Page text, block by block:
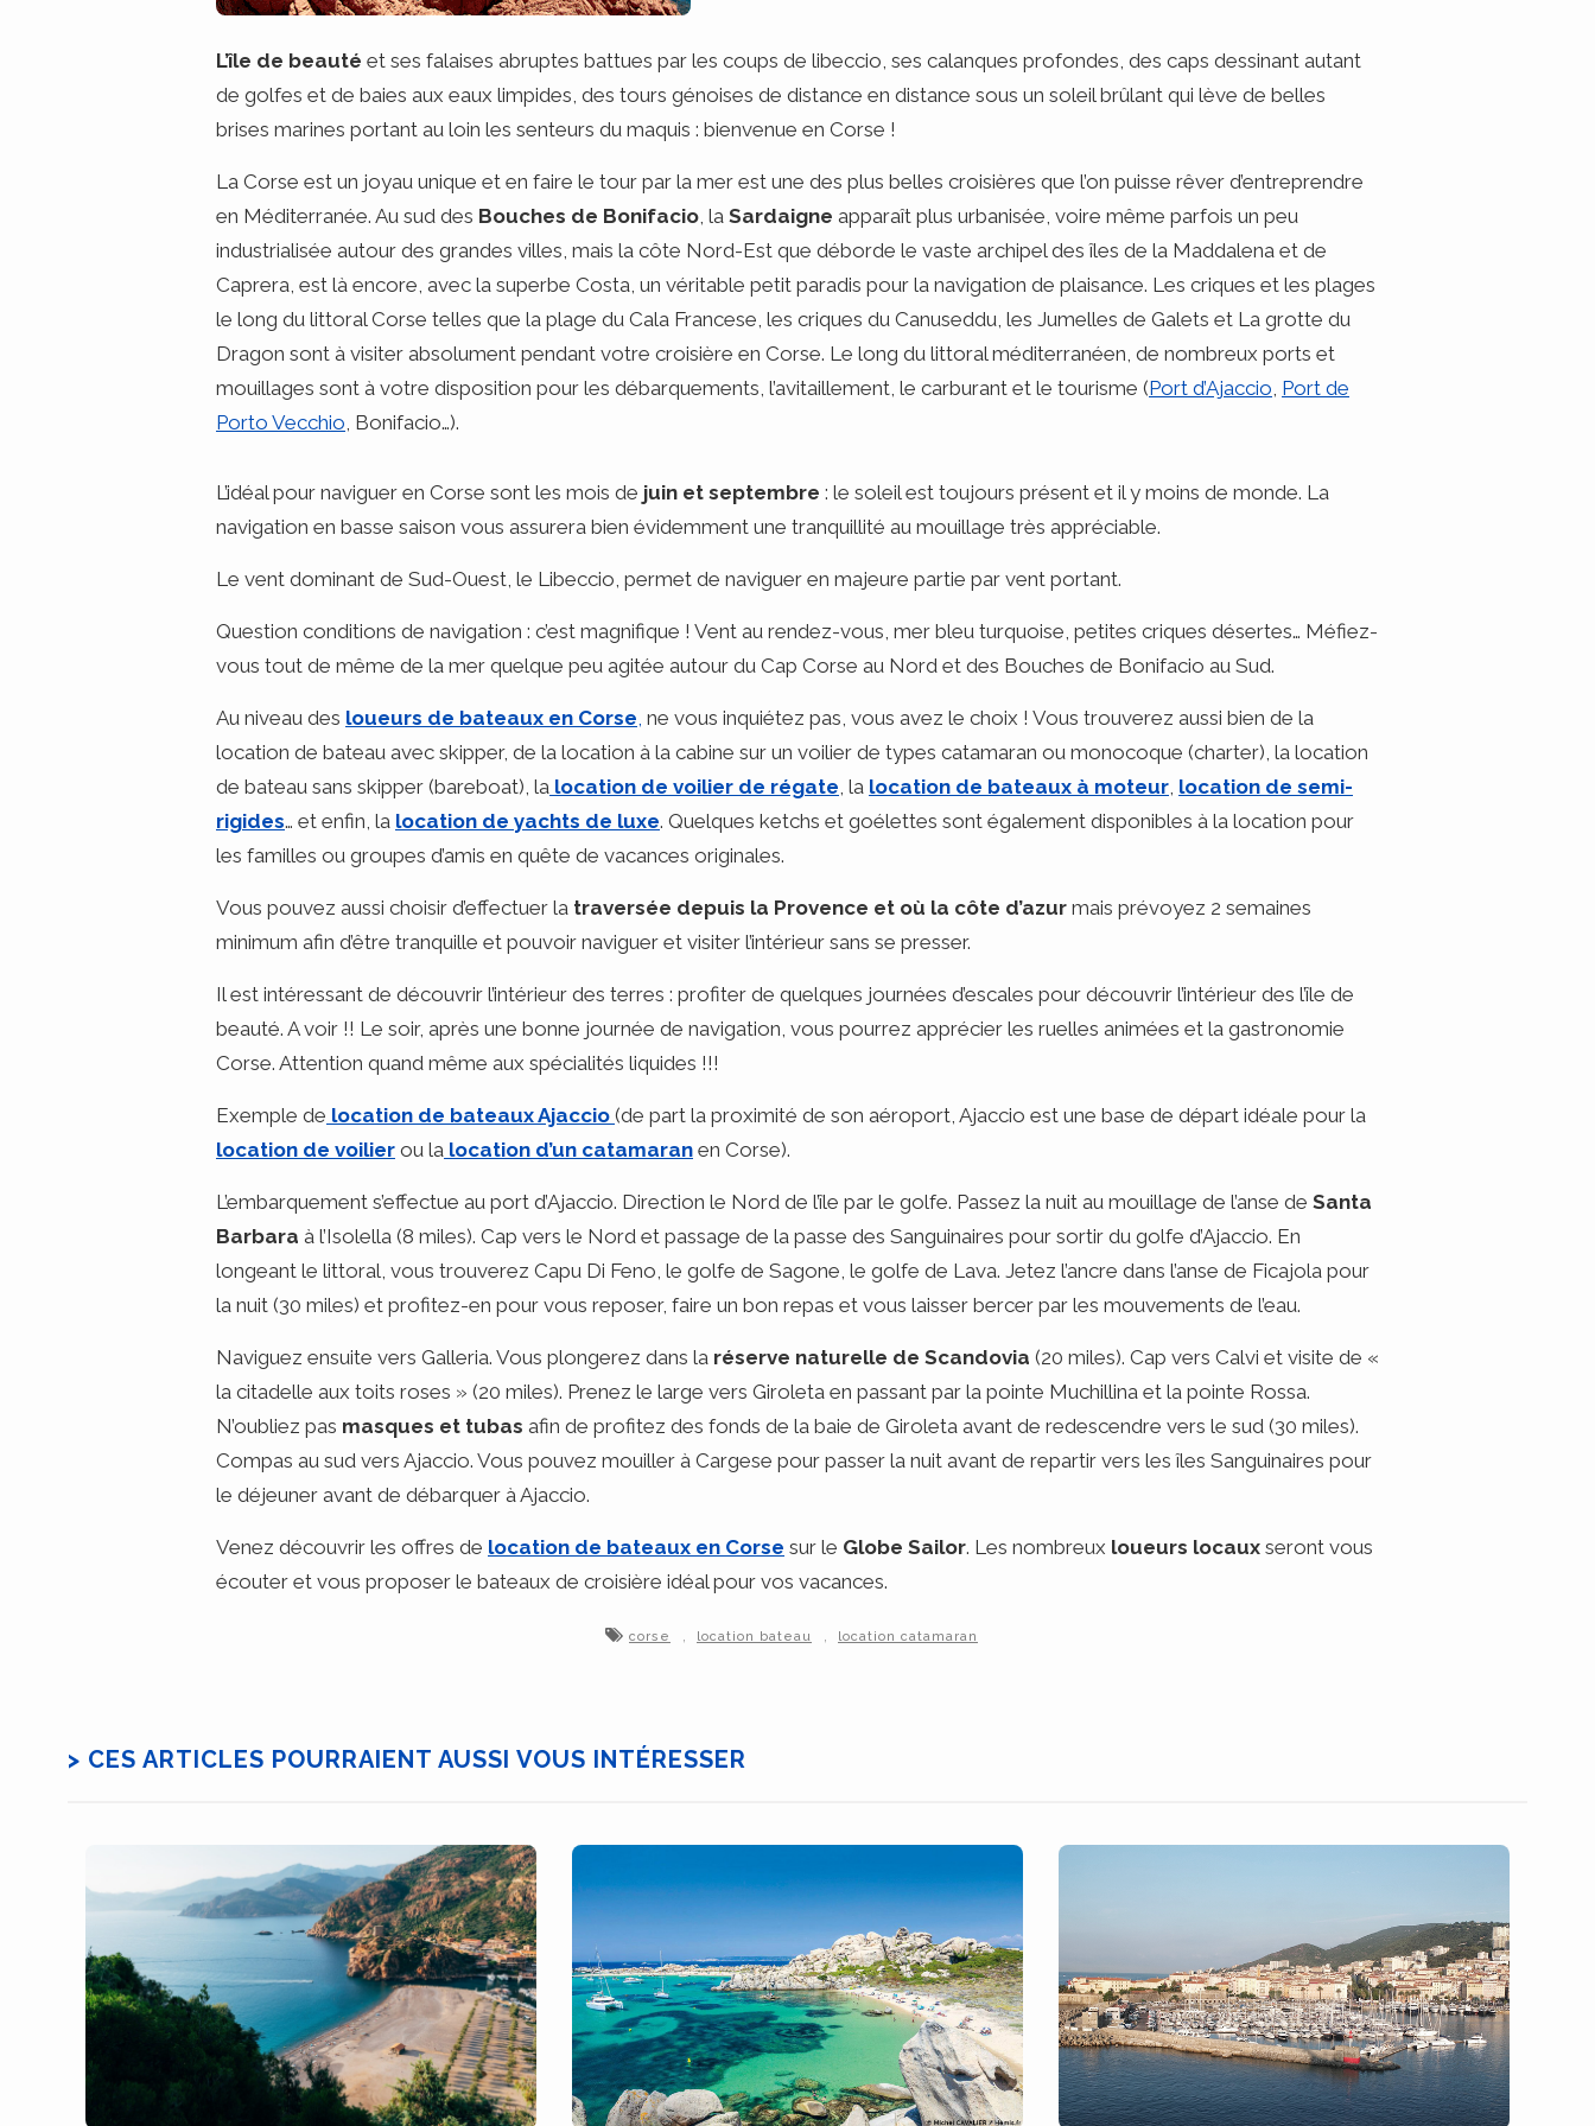
L’île de beauté et ses falaises abruptes battues par les coups de libeccio, ses calanques profondes, des caps dessinant autant
de golfes et de baies aux eaux limpides, des tours génoises de distance en distance sous un soleil brûlant qui lève de belles
brises marines portant au loin les senteurs du maquis : bienvenue en Corse !
La Corse est un joyau unique et en faire le tour par la mer est une des plus belles croisières que l’on puisse rêver d’entreprendre
en Méditerranée. Au sud des Bouches de Bonifacio, la Sardaigne apparaît plus urbanisée, voire même parfois un peu
industrialisée autour des grandes villes, mais la côte Nord-Est que déborde le vaste archipel des îles de la Maddalena et de
Caprera, est là encore, avec la superbe Costa, un véritable petit paradis pour la navigation de plaisance. Les criques et les plages
le long du littoral Corse telles que la plage du Cala Francese, les criques du Canuseddu, les Jumelles de Galets et La grotte du
Dragon sont à visiter absolument pendant votre croisière en Corse. Le long du littoral méditerranéen, de nombreux ports et
mouillages sont à votre disposition pour les débarquements, l’avitaillement, le carburant et le tourisme (Port d’Ajaccio, Port de
Porto Vecchio, Bonifacio…).
L’idéal pour naviguer en Corse sont les mois de juin et septembre : le soleil est toujours présent et il y moins de monde. La
navigation en basse saison vous assurera bien évidemment une tranquillité au mouillage très appréciable.
Le vent dominant de Sud-Ouest, le Libeccio, permet de naviguer en majeure partie par vent portant.
Question conditions de navigation : c’est magnifique ! Vent au rendez-vous, mer bleu turquoise, petites criques désertes… Méfiez-
vous tout de même de la mer quelque peu agitée autour du Cap Corse au Nord et des Bouches de Bonifacio au Sud.
Au niveau des loueurs de bateaux en Corse, ne vous inquiétez pas, vous avez le choix ! Vous trouverez aussi bien de la
location de bateau avec skipper, de la location à la cabine sur un voilier de types catamaran ou monocoque (charter), la location
de bateau sans skipper (bareboat), la location de voilier de régate, la location de bateaux à moteur, location de semi-
rigides… et enfin, la location de yachts de luxe. Quelques ketchs et goélettes sont également disponibles à la location pour
les familles ou groupes d’amis en quête de vacances originales.
Vous pouvez aussi choisir d’effectuer la traversée depuis la Provence et où la côte d’azur mais prévoyez 2 semaines
minimum afin d’être tranquille et pouvoir naviguer et visiter l’intérieur sans se presser.
Il est intéressant de découvrir l’intérieur des terres : profiter de quelques journées d’escales pour découvrir l’intérieur des l’île de
beauté. A voir !! Le soir, après une bonne journée de navigation, vous pourrez apprécier les ruelles animées et la gastronomie
Corse. Attention quand même aux spécialités liquides !!!
Exemple de location de bateaux Ajaccio (de part la proximité de son aéroport, Ajaccio est une base de départ idéale pour la
location de voilier ou la location d’un catamaran en Corse).
L’embarquement s’effectue au port d’Ajaccio. Direction le Nord de l’île par le golfe. Passez la nuit au mouillage de l’anse de Santa
Barbara à l’Isolella (8 miles). Cap vers le Nord et passage de la passe des Sanguinaires pour sortir du golfe d’Ajaccio. En
longeant le littoral, vous trouverez Capu Di Feno, le golfe de Sagone, le golfe de Lava. Jetez l’ancre dans l’anse de Ficajola pour
la nuit (30 miles) et profitez-en pour vous reposer, faire un bon repas et vous laisser bercer par les mouvements de l’eau.
Naviguez ensuite vers Galleria. Vous plongerez dans la réserve naturelle de Scandovia (20 miles). Cap vers Calvi et visite de «
la citadelle aux toits roses » (20 miles). Prenez le large vers Giroleta en passant par la pointe Muchillina et la pointe Rossa.
N’oubliez pas masques et tubas afin de profitez des fonds de la baie de Giroleta avant de redescendre vers le sud (30 miles).
Compas au sud vers Ajaccio. Vous pouvez mouiller à Cargese pour passer la nuit avant de repartir vers les îles Sanguinaires pour
le déjeuner avant de débarquer à Ajaccio.
Venez découvrir les offres de location de bateaux en Corse sur le Globe Sailor. Les nombreux loueurs locaux seront vous
écouter et vous proposer le bateaux de croisière idéal pour vos vacances.
corse location bateau location catamaran
> CES ARTICLES POURRAIENT AUSSI VOUS INTÉRESSER